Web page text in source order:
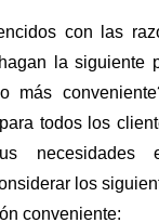
con las
la siguiente
más
todos los
necesidades
los
conveniente: